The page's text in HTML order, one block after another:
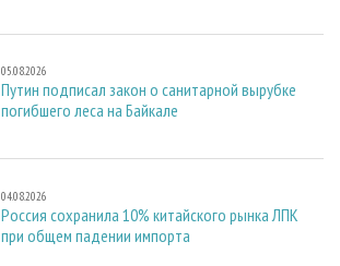
05.08.2026
Путин подписал закон о санитарной вырубке
погибшего леса на Байкале
04.08.2026
Россия сохранила 10% китайского рынка ЛПК
при общем падении импорта